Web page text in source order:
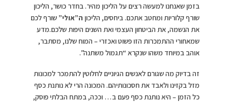
בזמן שאנחנו למעשה רצים על הליכון מהיר. בחדר כושר, הליכון
שורף קלוריות ומחטב אתכם. ביחסים, הליכון ה”אולי”שורף לכם
את הנשמה, את הביטחון העצמי ואת השנים היפות שלכם.מדע
שמאחורי ההתמכרות הזו פשוט ואכזרי – המוח שלנו, מסתבר,
אוהב במיוחד משהו שנקרא “תגמול משתנה”.
זה בדיוק מה שגורם לאנשים הגיוניים לחלוטין להתמכר למכונות
מזל בקזינו ולאבד את חסכונותיהם. המכונה הרי לא נותנת כסף
כל הזמן – היא נותנת כסף פעם ב… וככה, במתח הבלתי פוסק,